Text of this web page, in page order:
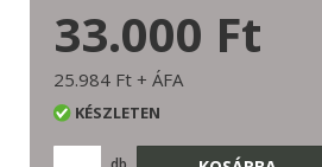
33.000 Ft
25.984 Ft + ÁFA
KÉSZLETEN